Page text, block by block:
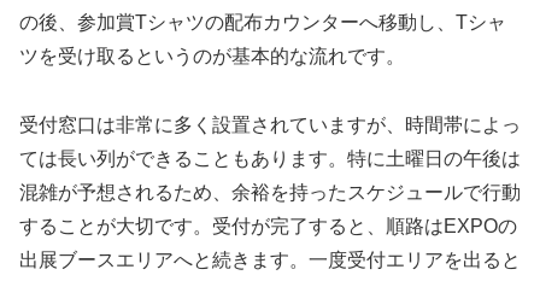
の後、参加賞Tシャツの配布カウンターへ移動し、Tシャ
ツを受け取るというのが基本的な流れです。
受付窓口は非常に多く設置されていますが、時間帯によっ
ては長い列ができることもあります。特に土曜日の午後は
混雑が予想されるため、余裕を持ったスケジュールで行動
することが大切です。受付が完了すると、順路はEXPOの
出展ブースエリアへと続きます。一度受付エリアを出ると